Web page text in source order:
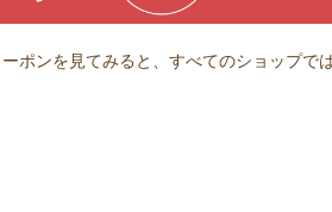
ポンを見てみると、すべてのショップで